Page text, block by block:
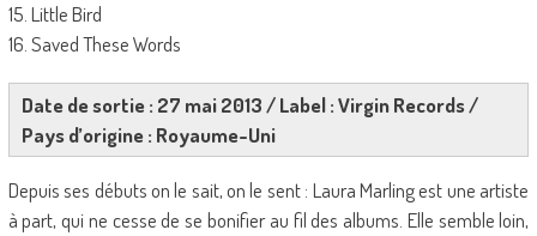
15. Little Bird
16. Saved These Words
Date de sortie : 27 mai 2013 / Label : Virgin Records /
Pays d’origine : Royaume-Uni
Depuis ses débuts on le sait, on le sent : Laura Marling est une artiste
à part, qui ne cesse de se bonifier au fil des albums. Elle semble loin,